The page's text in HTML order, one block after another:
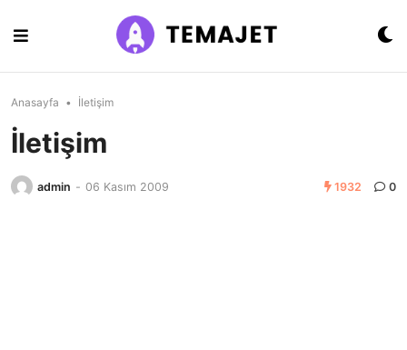
content
Anasayfa • İletişim
İletişim
admin - 06 Kasım 2009 1932 0